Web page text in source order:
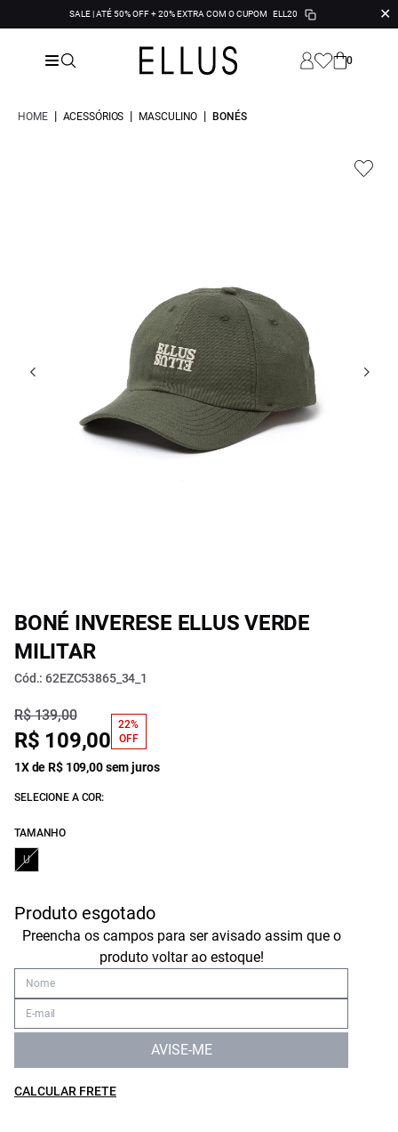
SALE | ATÉ 50% OFF + 20% EXTRA COM O CUPOM ELL20 ✕
0
HOME | ACESSÓRIOS | MASCULINO | BONÉS
BONÉ INVERESE ELLUS VERDE
MILITAR
Cód.: 62EZC53865_34_1
R$ 139,00
R$ 109,00
22%
OFF
1X de R$ 109,00 sem juros
SELECIONE A COR:
TAMANHO
U
Produto esgotado
Preencha os campos para ser avisado assim que o
produto voltar ao estoque!
AVISE-ME
CALCULAR FRETE